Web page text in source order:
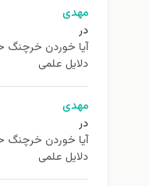
مهدی
در
آیا خوردن خرچنگ
دلایل علمی
مهدی
در
آیا خوردن خرچنگ
دلایل علمی